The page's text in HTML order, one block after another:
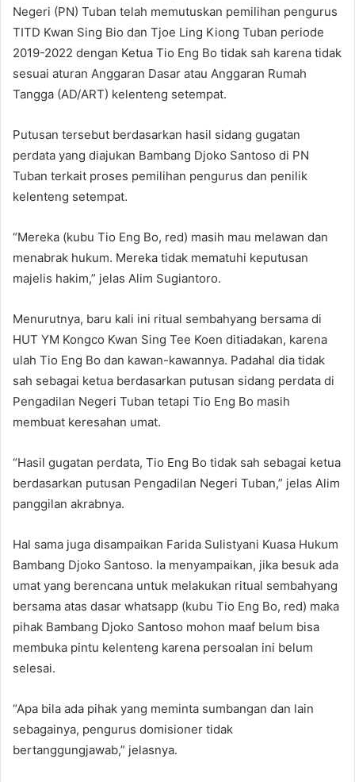
Negeri (PN) Tuban telah memutuskan pemilihan pengurus
TITD Kwan Sing Bio dan Tjoe Ling Kiong Tuban periode
2019-2022 dengan Ketua Tio Eng Bo tidak sah karena tidak
sesuai aturan Anggaran Dasar atau Anggaran Rumah
Tangga (AD/ART) kelenteng setempat.
Putusan tersebut berdasarkan hasil sidang gugatan
perdata yang diajukan Bambang Djoko Santoso di PN
Tuban terkait proses pemilihan pengurus dan penilik
kelenteng setempat.
“Mereka (kubu Tio Eng Bo, red) masih mau melawan dan
menabrak hukum. Mereka tidak mematuhi keputusan
majelis hakim,” jelas Alim Sugiantoro.
Menurutnya, baru kali ini ritual sembahyang bersama di
HUT YM Kongco Kwan Sing Tee Koen ditiadakan, karena
ulah Tio Eng Bo dan kawan-kawannya. Padahal dia tidak
sah sebagai ketua berdasarkan putusan sidang perdata di
Pengadilan Negeri Tuban tetapi Tio Eng Bo masih
membuat keresahan umat.
“Hasil gugatan perdata, Tio Eng Bo tidak sah sebagai ketua
berdasarkan putusan Pengadilan Negeri Tuban,” jelas Alim
panggilan akrabnya.
Hal sama juga disampaikan Farida Sulistyani Kuasa Hukum
Bambang Djoko Santoso. Ia menyampaikan, jika besuk ada
umat yang berencana untuk melakukan ritual sembahyang
bersama atas dasar whatsapp (kubu Tio Eng Bo, red) maka
pihak Bambang Djoko Santoso mohon maaf belum bisa
membuka pintu kelenteng karena persoalan ini belum
selesai.
“Apa bila ada pihak yang meminta sumbangan dan lain
sebagainya, pengurus domisioner tidak
bertanggungjawab,” jelasnya.